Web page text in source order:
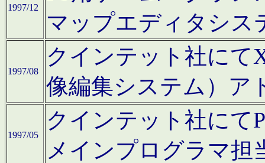
1997/12
マップエディタシス
1997/08
クインテット社にて
像編集システム）ア
1997/05
クインテット社にて
メインプログラマ担